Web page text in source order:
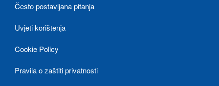
Često postavljana pitanja
Uvjeti korištenja
Cookie Policy
Pravila o zaštiti privatnosti